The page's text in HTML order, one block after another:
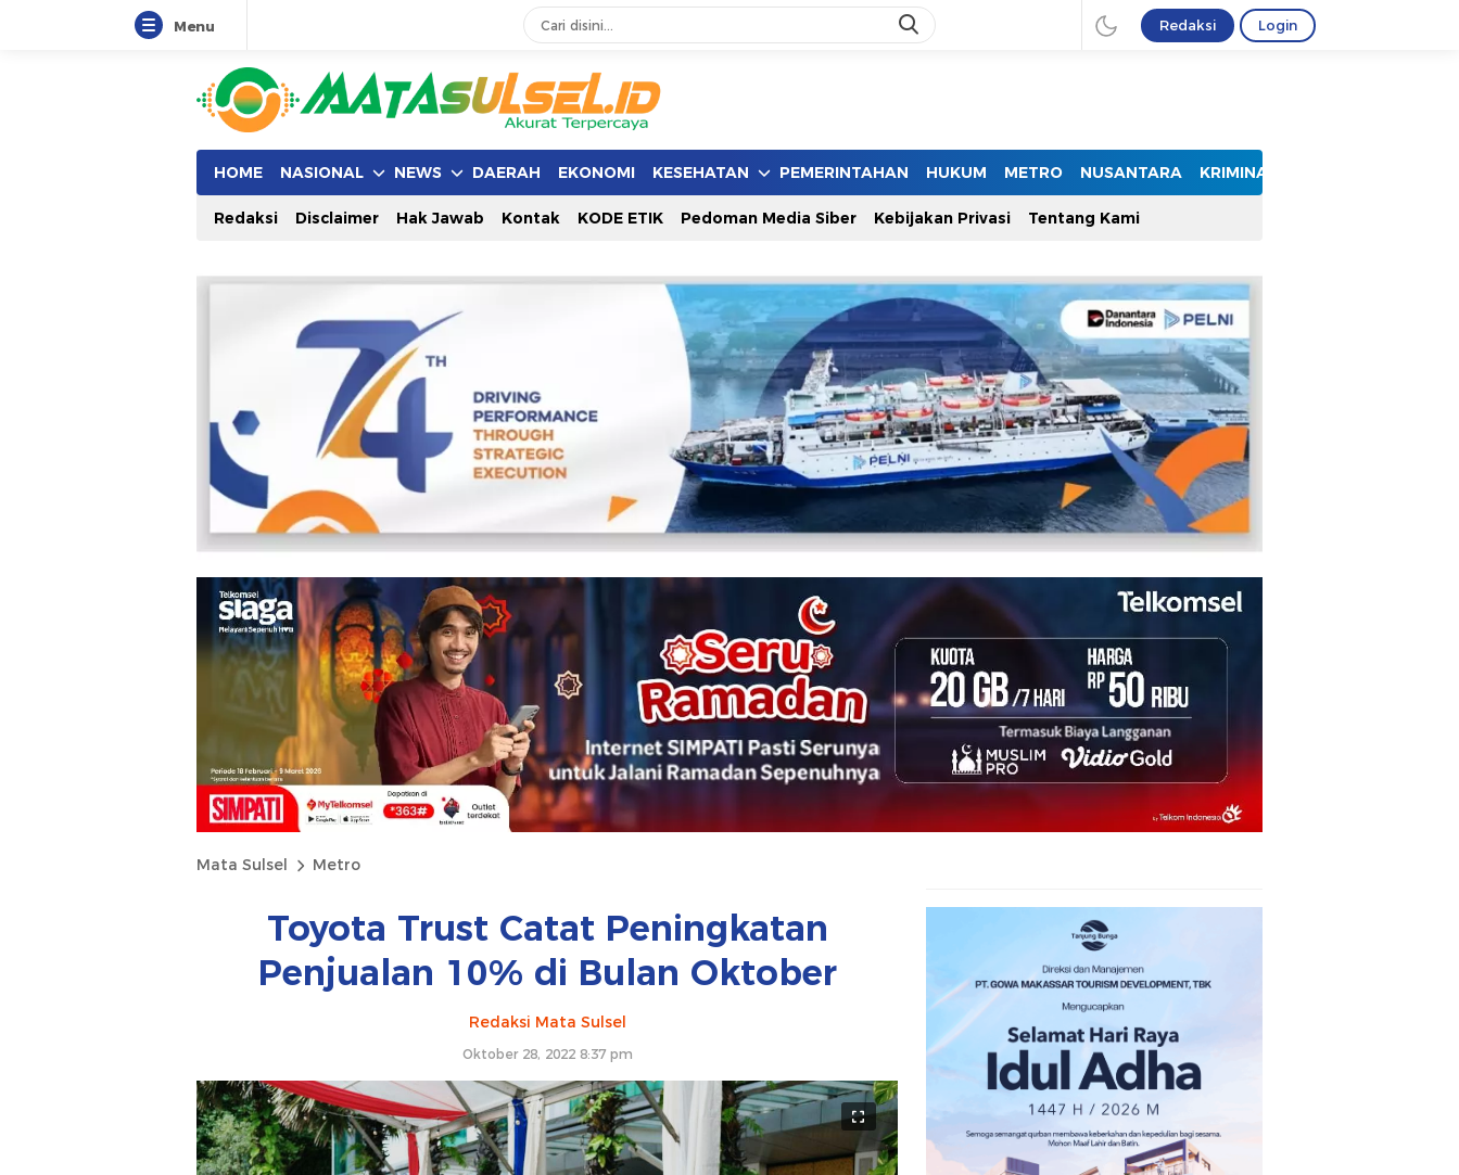
Menu Redaksi Login
HOME NASIONAL NEWS DAERAH EKONOMI KESEHATAN PEMERINTAHAN HUKUM METRO NUSANTARA KRIMINAL
Redaksi Disclaimer Hak Jawab Kontak KODE ETIK Pedoman Media Siber Kebijakan Privasi Tentang Kami
Mata Sulsel Metro
Toyota Trust Catat Peningkatan
Penjualan 10% di Bulan Oktober
Redaksi Mata Sulsel
Oktober 28, 2022 8:37 pm